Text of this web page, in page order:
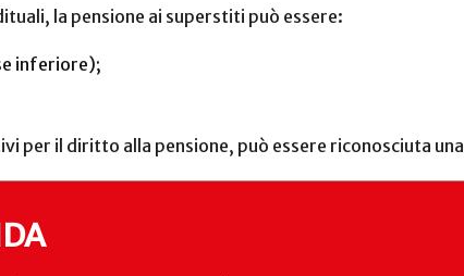
la pensione ai superstiti può essere:
inferiore);
per il diritto alla pensione, può essere riconosciuta una